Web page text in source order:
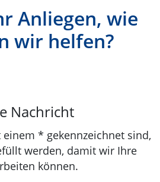
Anliegen, wie
wir helfen?
Nachricht
einem * gekennzeichnet sind,
werden, damit wir Ihre
können.